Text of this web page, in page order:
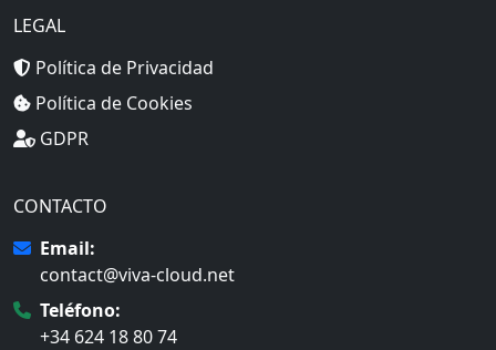
LEGAL
Política de Privacidad
Política de Cookies
GDPR
CONTACTO
Email:
contact@viva-cloud.net
Teléfono:
+34 624 18 80 74